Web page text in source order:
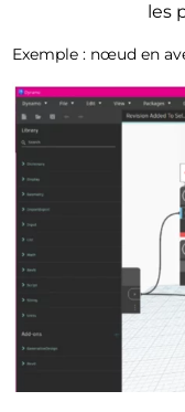
les
Exemple : nœud en